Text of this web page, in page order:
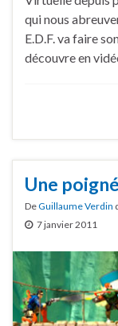
qui nous
E.D.F. va faire
découvre en
Une
DeGuillaume Verdin
7 janvier 2011